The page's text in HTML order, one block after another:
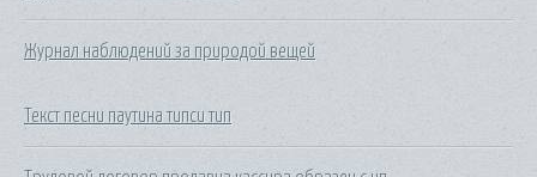
Журнал наблюдений за природой вещей
Текст песни паутина типси тип